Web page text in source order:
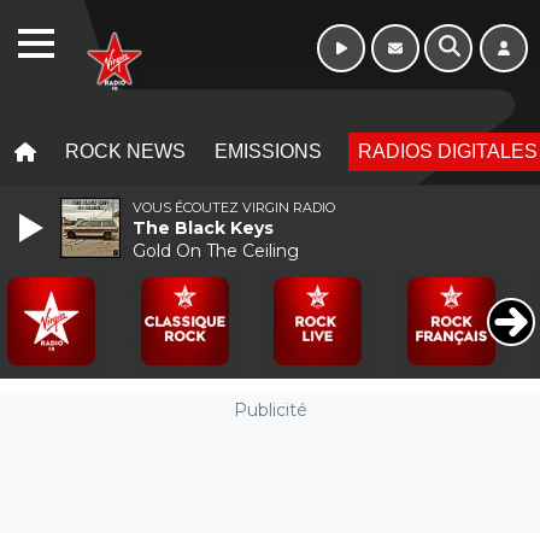
ROCK NEWS EMISSIONS RADIOS DIGITALES
Publicité
VOUS ÉCOUTEZ VIRGIN RADIO
The Black Keys
Gold On The Ceiling
WEBRADIO Week-end de 16h
à 20h